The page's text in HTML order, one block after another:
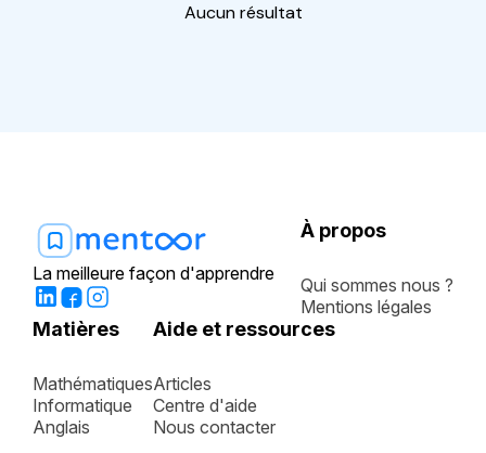
Aucun résultat
La meilleure façon d'apprendre
À propos
Qui sommes nous ?
Mentions légales
Matières
Mathématiques
Informatique
Anglais
Aide et ressources
Articles
Centre d'aide
Nous contacter